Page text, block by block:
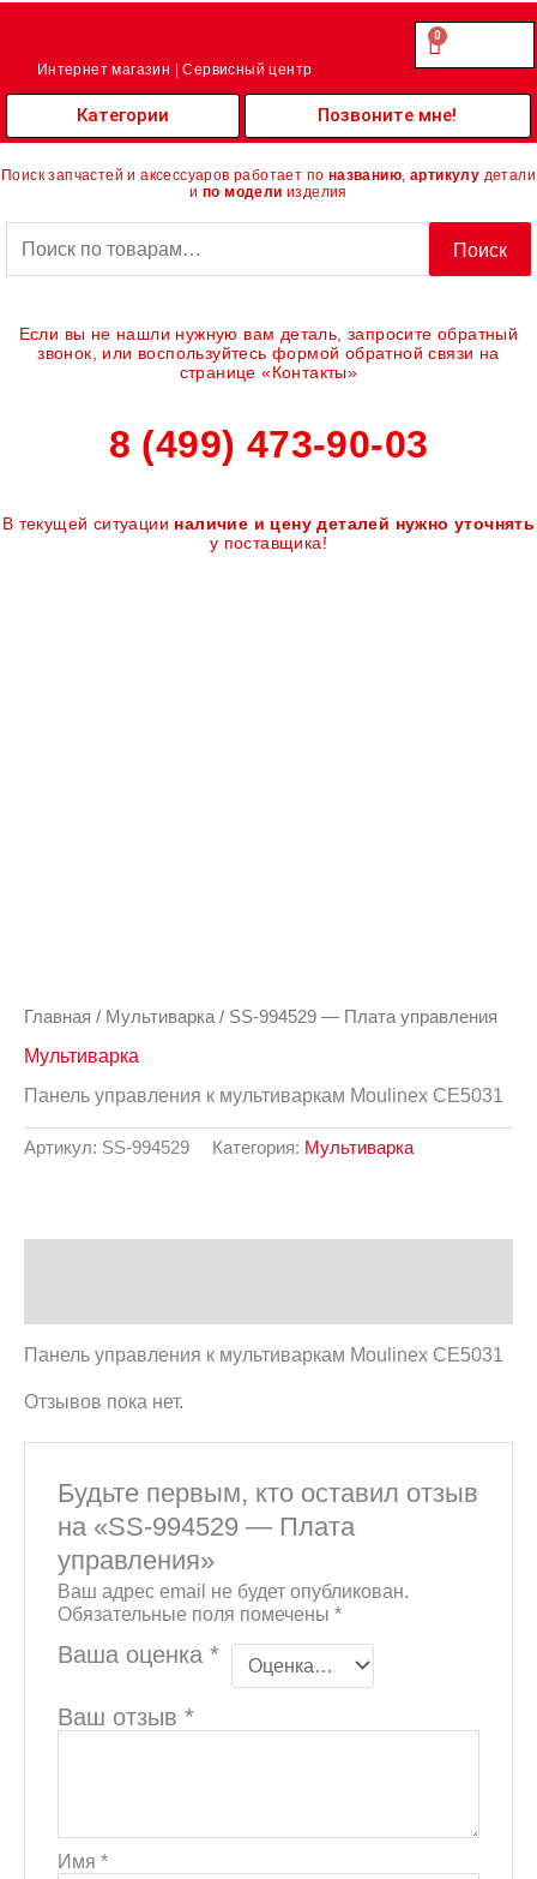
Перейти
Интернет магазин | Сервисный центр
0.00
0
Cart
Категории Позвоните мне!
Поиск запчастей и аксессуаров работает по названию артикулу детали
и по модели изделия
Поиск
Если вы не нашли нужную вам деталь, запросите обратный
звонок, или воспользуйтесь формой обратной связи на
странице «Контакты»
8 (499) 473-90-03
В текущей ситуации наличие и цену деталей нужно уточнять
у поставщика!
Главная / Мультиварка / SS-994529 — Плата управления
Мультиварка
Панель управления к мультиваркам Moulinex CE5031
Артикул: SS-994529 Категория: Мультиварка
Панель управления к мультиваркам Moulinex CE5031
Отзывов пока нет.
Будьте первым, кто оставил отзыв
на «SS-994529 — Плата
управления»
Ваш адрес email не будет опубликован.
Обязательные поля помечены*
Ваша оценка*
Ваш отзыв*
Имя*